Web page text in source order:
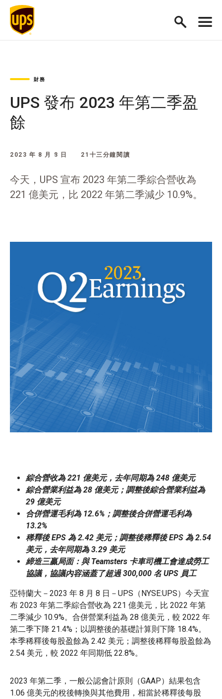
財務
UPS 發布 2023 年第二季盈
餘
2023 年 8 月 8 日 21十三分鐘閱讀
今天，UPS 宣布 2023 年第二季綜合營收為
221 億美元，比 2022 年第二季減少 10.9%。
綜合營收為 221 億美元，去年同期為 248 億美元
綜合營業利益為 28 億美元；調整後綜合營業利益為
29 億美元
合併營運毛利為 12.6%；調整後合併營運毛利為
13.2%
稀釋後 EPS 為 2.42 美元；調整後稀釋後 EPS 為 2.54
美元，去年同期為 3.29 美元
締造三贏局面：與 Teamsters 卡車司機工會達成勞工
協議，協議內容涵蓋了超過 300,000 名 UPS 員工
亞特蘭大－2023 年 8 月 8 日－UPS（NYSE:UPS）今天宣
布 2023 年第二季綜合營收為 221 億美元，比 2022 年第
二季減少 10.9%。合併營業利益為 28 億美元，較 2022 年
第二季下降 21.4%；以調整後的基礎計算則下降 18.4%。
本季稀釋後每股盈餘為 2.42 美元；調整後稀釋每股盈餘為
2.54 美元，較 2022 年同期低 22.8%。
2023 年第二季，一般公認會計原則（GAAP）結果包含
1.06 億美元的稅後轉換與其他費用，相當於稀釋後每股